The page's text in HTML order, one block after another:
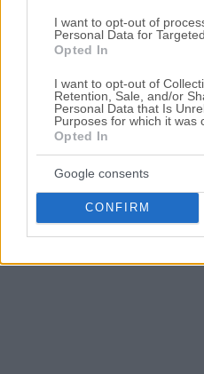
I want to opt-out of
Personal Data for
Opted In
I want to opt-out of
Retention, Sale, and/or
Personal Data that Is
Purposes for which it was
Opted In
Google consents
CONFIRM
οποία ανανεώνεται
αναζήτησης μπορείτε να
επιλέξετε αυτό που ταιριάζει
Σχετικές Αναζητήσεις
Πλειστηριασμοί Ακινήτων
Επαγγελματικών Χώρων Κοζάνη